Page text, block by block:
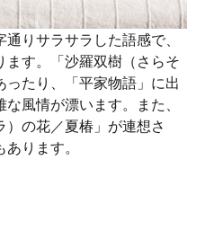
りサラサラした語感で、
す。「沙羅双樹（さらそ
ったり、「平家物語」に出
風情が漂います。また、
の花／夏椿」が連想さ
ります。